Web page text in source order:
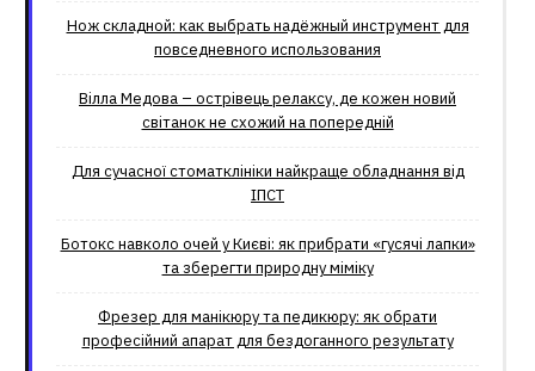
Нож складной: как выбрать надёжный инструмент для
повседневного использования
Вілла Медова – острівець релаксу, де кожен новий
світанок не схожий на попередній
Для сучасної стоматклініки найкраще обладнання від
ІПСТ
Ботокс навколо очей у Києві: як прибрати «гусячі лапки»
та зберегти природну міміку
Фрезер для манікюру та педикюру: як обрати
професійний апарат для бездоганного результату